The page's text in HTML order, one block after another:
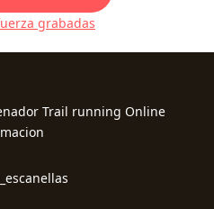
grabadas
Trail running Online